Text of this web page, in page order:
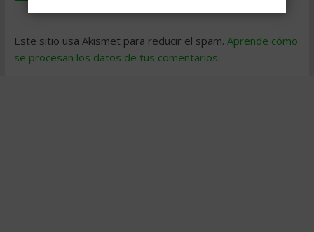
Este sitio usa Akismet para reducir el spam. Aprende cómo
se procesan los datos de tus comentarios.